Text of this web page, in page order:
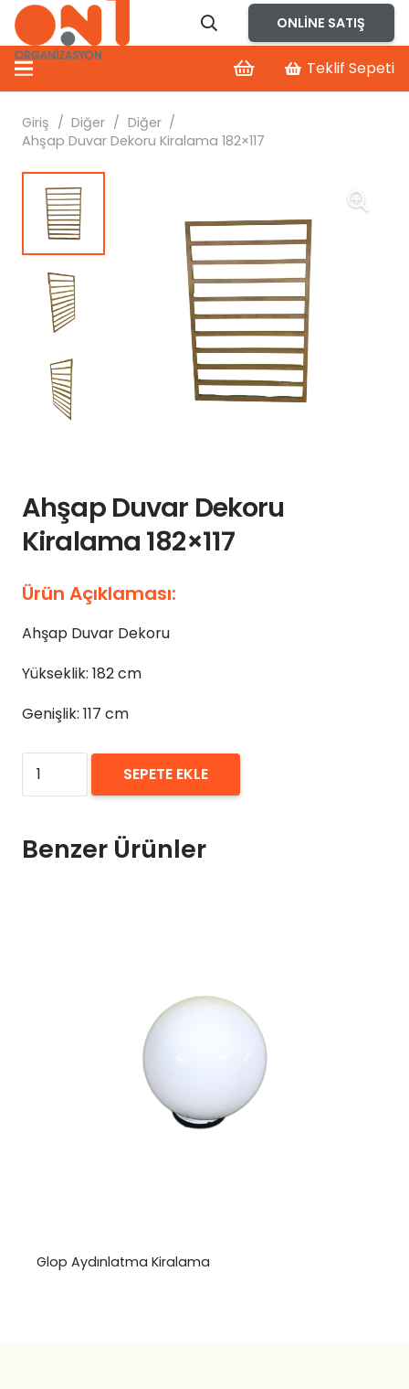
ONLINE SATIŞ
Teklif Sepeti
Giriş / Diğer / Diğer /
Ahşap Duvar Dekoru Kiralama 182×117
Ahşap Duvar Dekoru
Kiralama 182×117
Ürün Açıklaması:
Ahşap Duvar Dekoru
Yükseklik: 182 cm
Genişlik: 117 cm
₺0,00
Ahşap
Duvar
Kiralama
SEPETE EKLE
Benzer Ürünler
Glop Aydınlatma Kiralama